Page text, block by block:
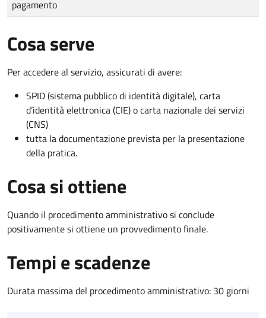
pagamento
Cosa serve
Per accedere al servizio, assicurati di avere:
SPID (sistema pubblico di identità digitale), carta
d’identità elettronica (CIE) o carta nazionale dei servizi
(CNS)
tutta la documentazione prevista per la presentazione
della pratica.
Cosa si ottiene
Quando il procedimento amministrativo si conclude
positivamente si ottiene un provvedimento finale.
Tempi e scadenze
Durata massima del procedimento amministrativo: 30 giorni